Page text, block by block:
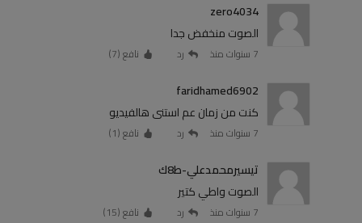
zero4034
الصوت منخفض جدا
7 سنوات منذ رد نافع (7
)
faridhamed6902
كنت من زمان عم استنى هالفيديو
7 سنوات منذ رد نافع (1
)
تيسيرمحمدعلي-ط8ك
الصوت واطي كتير
7 سنوات منذ رد نافع (15
)